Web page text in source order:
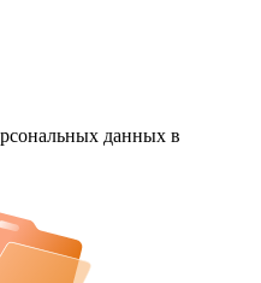
данных в